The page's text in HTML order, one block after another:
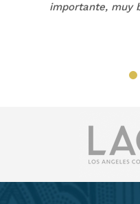
importante, muy